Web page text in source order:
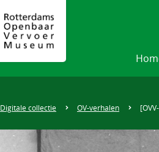
Digitale collectie OV-verhalen